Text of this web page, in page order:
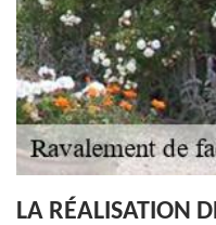
LA RÉALISATION